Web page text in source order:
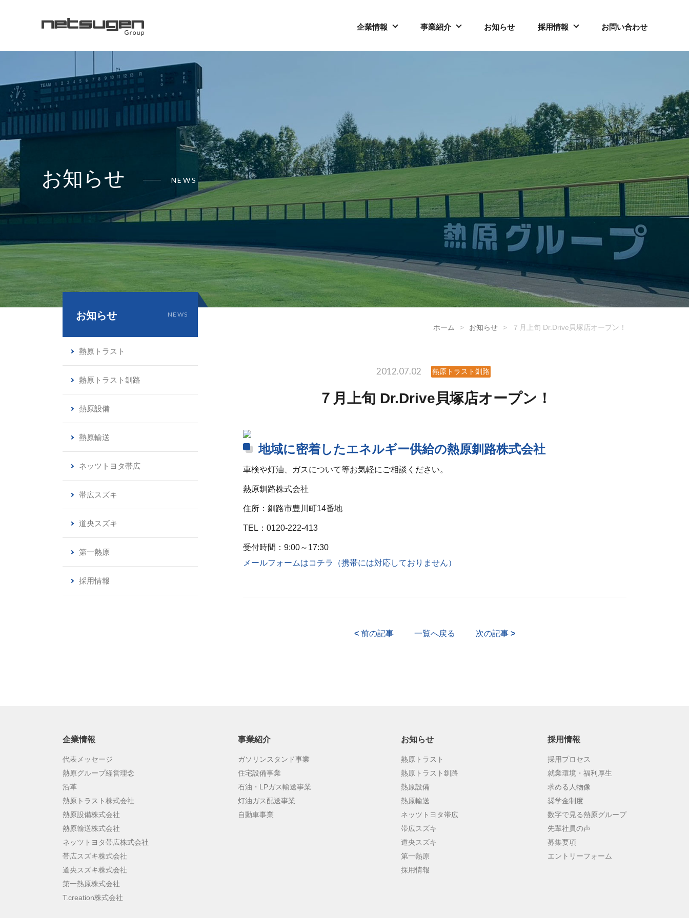
企業情報 事業紹介 お知らせ 採用情報 お問い合わせ
お知らせ NEWS
ホーム > お知らせ > ７月上旬 Dr.Drive貝塚店オープン！
2012.07.02 熱原トラスト釧路
７月上旬 Dr.Drive貝塚店オープン！
地域に密着したエネルギー供給の熱原釧路株式会社
車検や灯油、ガスについて等お気軽にご相談ください。
熱原釧路株式会社
住所：釧路市豊川町14番地
TEL： 0120-222-413
受付時間：9:00～17:30
メールフォームはコチラ（携帯には対応しておりません）
< 前の記事 一覧へ戻る 次の記事 >
お知らせ NEWS
熱原トラスト
熱原トラスト釧路
熱原設備
熱原輸送
ネッツトヨタ帯広
帯広スズキ
道央スズキ
第一熱原
採用情報
企業情報
代表メッセージ
熱原グループ経営理念
沿革
熱原トラスト株式会社
熱原設備株式会社
熱原輸送株式会社
ネッツトヨタ帯広株式会社
帯広スズキ株式会社
道央スズキ株式会社
第一熱原株式会社
T.creation株式会社
事業紹介
ガソリンスタンド事業
住宅設備事業
石油・LPガス輸送事業
灯油ガス配送事業
自動車事業
お知らせ
熱原トラスト
熱原トラスト釧路
熱原設備
熱原輸送
ネッツトヨタ帯広
帯広スズキ
道央スズキ
第一熱原
採用情報
採用情報
採用プロセス
就業環境・福利厚生
求める人物像
奨学金制度
数字で見る熱原グループ
先輩社員の声
募集要項
エントリーフォーム